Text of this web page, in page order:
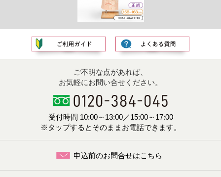
ご不明な点があれば、
お気軽にお問い合せください。
受付時間 10:00～13:00／15:00～17:00
※タップするとそのままお電話できます。
申込前のお問合せはこちら